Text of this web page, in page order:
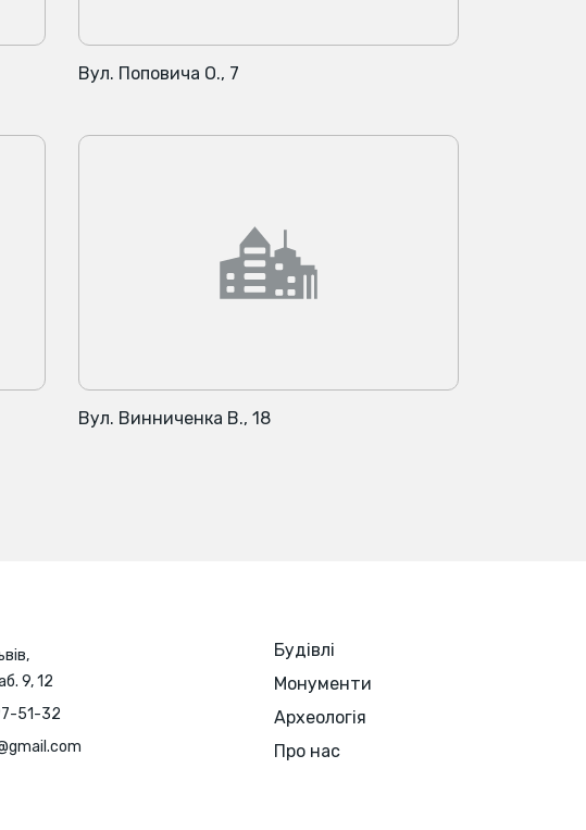
Вул. Поповича О., 7
Вул. Винниченка В., 18
9, 12
51-32
Будівлі
Монументи
Археологія
Про нас